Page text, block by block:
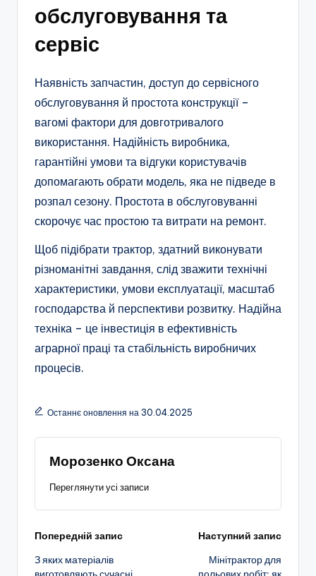
обслуговування та
сервіс
Наявність запчастин, доступ до сервісного
обслуговування й простота конструкції –
вагомі фактори для довготривалого
використання. Надійність виробника,
гарантійні умови та відгуки користувачів
допомагають обрати модель, яка не підведе в
розпал сезону. Простота в обслуговуванні
скорочує час простою та витрати на ремонт.
Щоб підібрати трактор, здатний виконувати
різноманітні завдання, слід зважити технічні
характеристики, умови експлуатації, масштаб
господарства й перспективи розвитку. Надійна
техніка – це інвестиція в ефективність
аграрної праці та стабільність виробничих
процесів.
Останнє оновлення на 30.04.2025
Морозенко Оксана
Переглянути усі записи
Навігація
по
Попередній запис
З яких матеріалів
Наступний запис
Мінітрактор для